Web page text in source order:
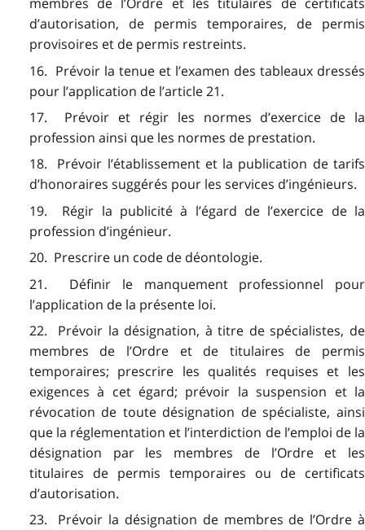
d’autorisation, de permis temporaires, de permis
provisoires et de permis restreints.
16. Prévoir la tenue et l’examen des tableaux dressés
pour l’application de l’article 21.
17. Prévoir et régir les normes d’exercice de la
profession ainsi que les normes de prestation.
18. Prévoir l’établissement et la publication de tarifs
d’honoraires suggérés pour les services d’ingénieurs.
19. Régir la publicité à l’égard de l’exercice de la
profession d’ingénieur.
20. Prescrire un code de déontologie.
21. Définir le manquement professionnel pour
l’application de la présente loi.
22. Prévoir la désignation, à titre de spécialistes, de
membres de l’Ordre et de titulaires de permis
temporaires; prescrire les qualités requises et les
exigences à cet égard; prévoir la suspension et la
révocation de toute désignation de spécialiste, ainsi
que la réglementation et l’interdiction de l’emploi de la
désignation par les membres de l’Ordre et les
titulaires de permis temporaires ou de certificats
d’autorisation.
23. Prévoir la désignation de membres de l’Ordre à